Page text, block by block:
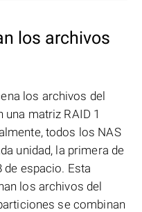
los archivos
los archivos del
una matriz RAID 1
todos los NAS
unidad, la primera de
de espacio. Esta
los archivos del
se combinan